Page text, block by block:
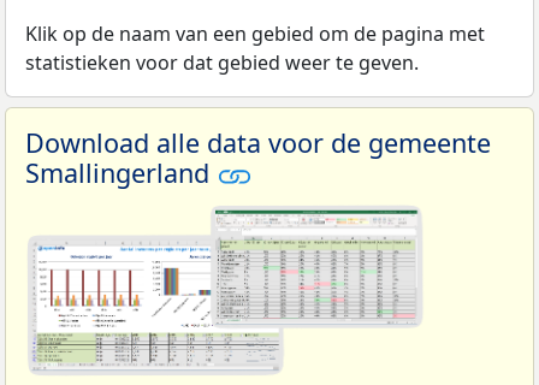
Klik op de naam van een gebied om de pagina met
statistieken voor dat gebied weer te geven.
Download alle data voor de gemeente
Smallingerland